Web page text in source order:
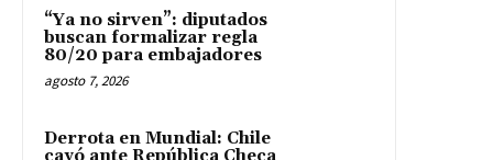
“Ya no sirven”: diputados
buscan formalizar regla
80/20 para embajadores
agosto 7, 2026
Derrota en Mundial: Chile
cayó ante República Checa